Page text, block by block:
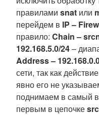
правилами snat или
перейдем в IP –
правило: Chain –
192.168.5.0/24–
Address –
сети, так как
явно его не
поднимаем в самый
первым в цепочке